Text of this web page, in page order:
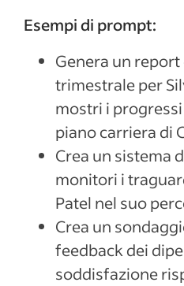
Esempi di prompt:
Genera un
trimestrale per
mostri i
piano carriera di
Crea un sistema
monitori i
Patel nel suo
Crea un
feedback dei
soddisfazione